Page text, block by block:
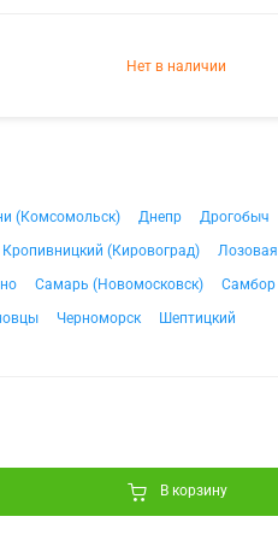
Нет в наличии
(Комсомольск) Днепр Дрогобыч
Кропивницкий (Кировоград) Лозовая
Самарь (Новомосковск) Самбор
Черноморск Шептицкий
В корзину